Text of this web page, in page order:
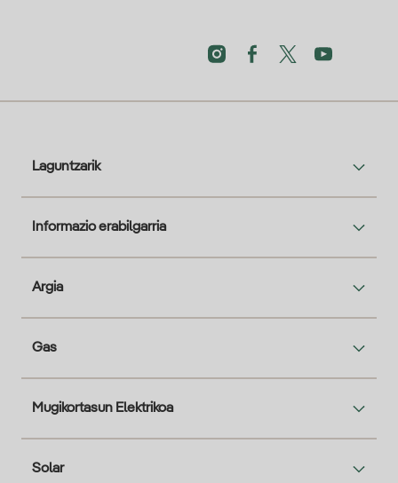
Laguntzarik
Informazio erabilgarria
Argia
Gas
Mugikortasun Elektrikoa
Solar